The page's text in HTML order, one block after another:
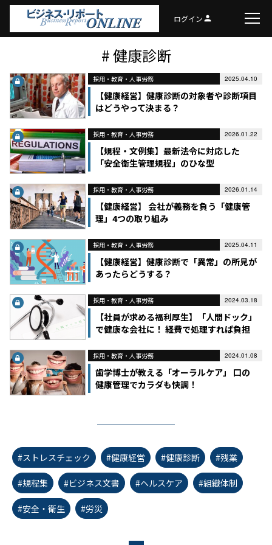
ログインperson
# 健康診断
採用・教育・人事労務 2025.04.10
【健康経営】健康診断の対象者や診断項目
はどうやって決まる？
採用・教育・人事労務 2026.01.22
【規程・文例集】最新法令に対応した
「安全衛生管理規程」のひな型
採用・教育・人事労務 2026.01.14
【健康経営】 会社が義務を負う「健康管
理」4つの取り組み
採用・教育・人事労務 2025.04.11
【健康経営】健康診断で「異常」の所見が
あったらどうする？
採用・教育・人事労務 2024.03.18
【社員が求める福利厚生】「人間ドック」
で健康な会社に！ 経費で処理すれば負担
採用・教育・人事労務 2024.01.08
歯学博士が教える「オーラルケア」 口の
健康管理でカラダも快調！
#ストレスチェック #健康経営 #健康診断 #残業
#規程集 #ビジネス文書 #ヘルスケア #組織体制
#安全・衛生 #労災